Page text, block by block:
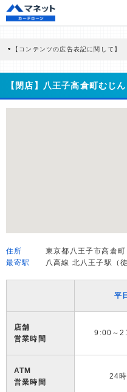
【コンテンツの広告表記に関して】
商品を根拠なくPRするものではなく
どに基づき、公平性を担保した情報提
>提携企業一覧
【閉店】八王子高倉町むじ
住所
東京都八王子市高倉町
最寄駅
八高線 北八王子駅（
平日
店舗
営業時間
9:00～
ATM
営業時間
24